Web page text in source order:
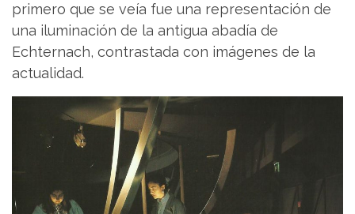
primero que se veía fue una representación de
una iluminación de la antigua abadía de
Echternach, contrastada con imágenes de la
actualidad.